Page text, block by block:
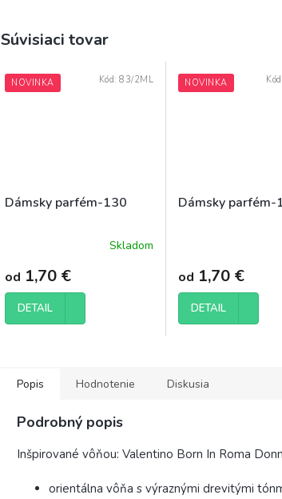
Súvisiaci tovar
NOVINKA
Dámsky parfém-130
produktu
je
5,0
z
Skladom
od 1,70 €
DETAIL
Kód: 83/2ML NOVINKA
Dámsky parfém-
produktu
je
5,0
z
od 1,70 €
DETAIL
Popis Hodnotenie Diskusia
Podrobný popis
Inšpirované vôňou: Valentino Born In Roma
orientálna vôňa s výraznými drevitými